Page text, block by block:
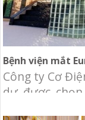
Bệnh viện mắt
Công ty Cơ
dự được